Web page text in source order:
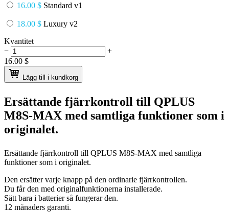
16.00 $ Standard v1
18.00 $ Luxury v2
Kvantitet
−
+
16.00 $
Lägg till i kundkorg
Ersättande fjärrkontroll till QPLUS
M8S-MAX med samtliga funktioner som i
originalet.
Ersättande fjärrkontroll till QPLUS M8S-MAX med samtliga
funktioner som i originalet.
Den ersätter varje knapp på den ordinarie fjärrkontrollen.
Du får den med originalfunktionerna installerade.
Sätt bara i batterier så fungerar den.
12 månaders garanti.